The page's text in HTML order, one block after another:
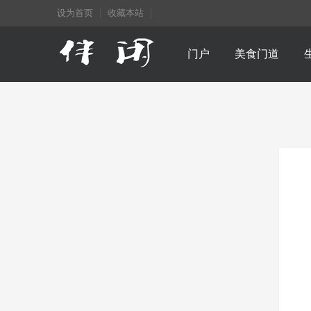
设为首页 收藏本站
门户 美食门道